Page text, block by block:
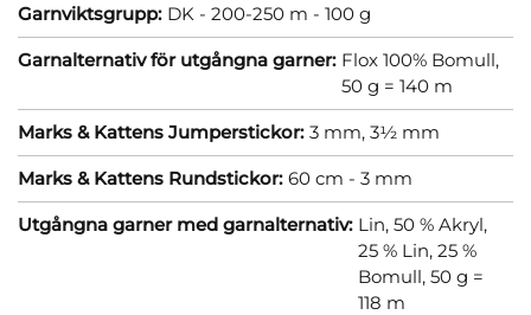
Garnviktsgrupp: DK - 200-250 m - 100 g
Garnalternativ för utgångna garner: Flox 100% Bomull,
50 g = 140 m
Marks & Kattens Jumperstickor: 3 mm, 3½ mm
Marks & Kattens Rundstickor: 60 cm - 3 mm
Utgångna garner med garnalternativ: Lin, 50 % Akryl,
25 % Lin, 25 %
Bomull, 50 g =
118 m